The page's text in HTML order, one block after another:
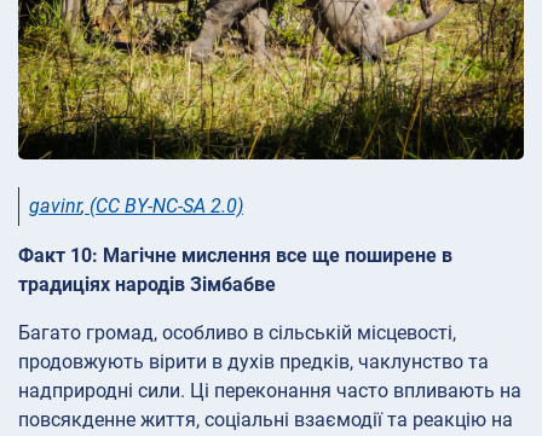
gavinr, (CC BY-NC-SA 2.0)
Факт 10: Магічне мислення все ще поширене в
традиціях народів Зімбабве
Багато громад, особливо в сільській місцевості,
продовжують вірити в духів предків, чаклунство та
надприродні сили. Ці переконання часто впливають на
повсякденне життя, соціальні взаємодії та реакцію на